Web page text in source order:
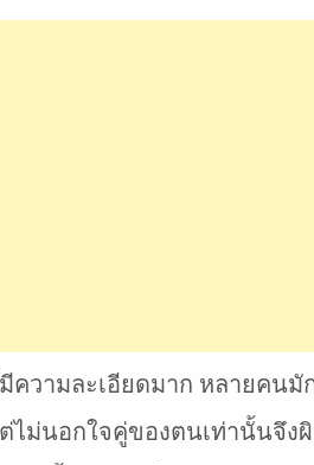
วามละเอียดมาก หลายคนมั
ไม่นอกใจคู่ของตนเท่านั้นจึง